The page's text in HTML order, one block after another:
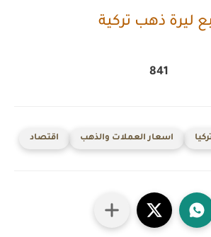
ليرة ذهب تركية
841
اسعار العملات والذهب اقتصاد